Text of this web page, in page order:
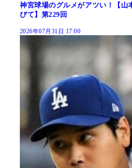
神宮球場のグルメがアツい！【山
びて】第229回
2026年07月31日 17:00